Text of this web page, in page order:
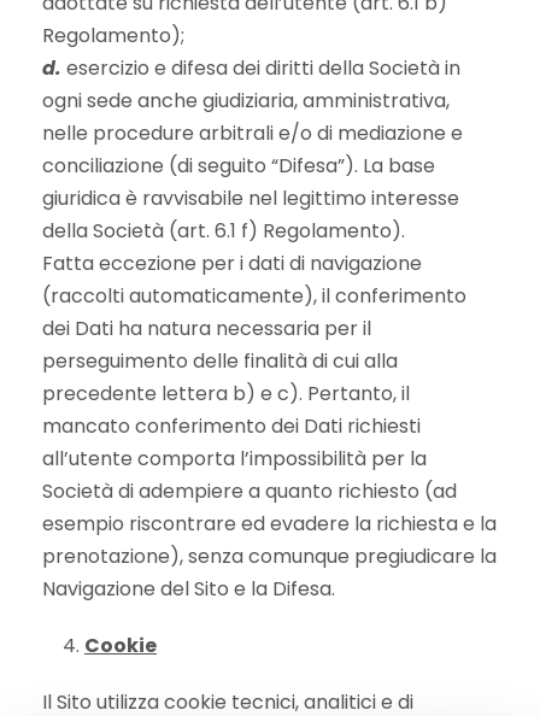
Regolamento);
d. esercizio e difesa dei diritti della Società in
ogni sede anche giudiziaria, amministrativa,
nelle procedure arbitrali e/o di mediazione e
conciliazione (di seguito “Difesa”). La base
giuridica è ravvisabile nel legittimo interesse
della Società (art. 6.1 f) Regolamento).
Fatta eccezione per i dati di navigazione
(raccolti automaticamente), il conferimento
dei Dati ha natura necessaria per il
perseguimento delle finalità di cui alla
precedente lettera b) e c). Pertanto, il
mancato conferimento dei Dati richiesti
all’utente comporta l’impossibilità per la
Società di adempiere a quanto richiesto (ad
esempio riscontrare ed evadere la richiesta e la
prenotazione), senza comunque pregiudicare la
Navigazione del Sito e la Difesa.
Cookie
Il Sito utilizza cookie tecnici, analitici e di